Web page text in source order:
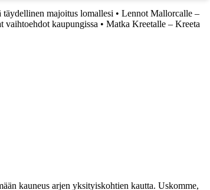
majoitus lomallesi • Lennot Mallorcalle –
vaihtoehdot kaupungissa • Matka Kreetalle – Kreeta
kauneus arjen yksityiskohtien kautta. Uskomme,